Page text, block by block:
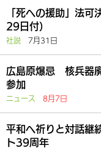
「死への援助」法
29日付）
社説 7月31日
広島原爆忌 核兵器
参加
ニュース 8月7日
平和へ祈りと対話継
ト39周年